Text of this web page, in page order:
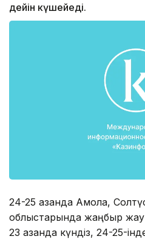
дейін күшейеді.
24-25 қазанда Ақмола,
облыстарында жаңбыр
23 қазанда күндіз, 24-25-